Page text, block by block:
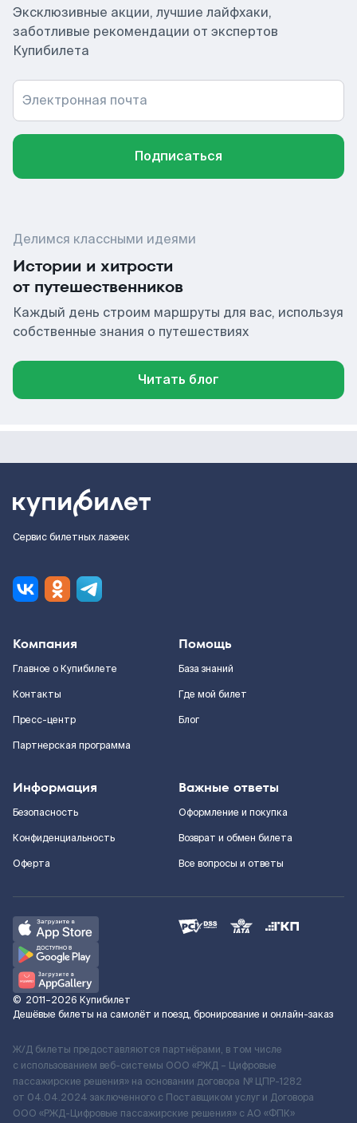
Эксклюзивные акции, лучшие лайфхаки,
заботливые рекомендации от экспертов
Купибилета
Электронная почта
Подписаться
Делимся классными идеями
Истории и хитрости
от путешественников
Каждый день строим маршруты для вас, используя
собственные знания о путешествиях
Читать блог
Сервис билетных лазеек
Компания
Главное о Купибилете
Контакты
Пресс-центр
Партнерская программа
Помощь
База знаний
Где мой билет
Блог
Информация
Безопасность
Конфиденциальность
Оферта
Важные ответы
Оформление и покупка
Возврат и обмен билета
Все вопросы и ответы
© 2011–2026 Купибилет
Дешёвые билеты на самолёт и поезд, бронирование и онлайн-заказ
Ж/Д билеты предоставляются партнёрами, в том числе
с использованием веб-системы ООО «РЖД – Цифровые
пассажирские решения» на основании договора № ЦПР-1282
от 04.04.2024 заключенного с Поставщиком услуг и Договора
ООО «РЖД-Цифровые пассажирские решения» c АО «ФПК»